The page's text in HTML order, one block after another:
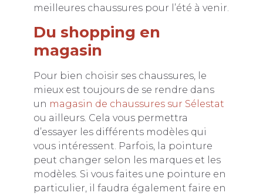
meilleures chaussures pour l’été à venir.
Du shopping en
magasin
Pour bien choisir ses chaussures, le
mieux est toujours de se rendre dans
un magasin de chaussures sur Sélestat
ou ailleurs. Cela vous permettra
d’essayer les différents modèles qui
vous intéressent. Parfois, la pointure
peut changer selon les marques et les
modèles. Si vous faites une pointure en
particulier, il faudra également faire en